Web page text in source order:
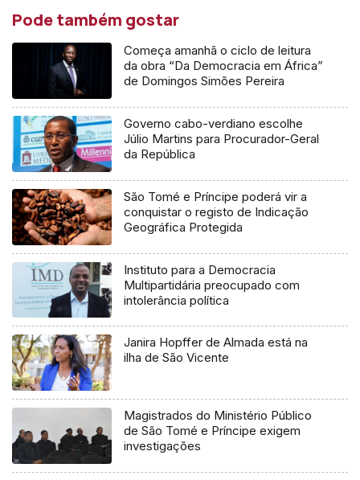
Pode também gostar
Começa amanhã o ciclo de leitura
da obra “Da Democracia em África”
de Domingos Simões Pereira
Governo cabo-verdiano escolhe
Júlio Martins para Procurador-Geral
da República
São Tomé e Príncipe poderá vir a
conquistar o registo de Indicação
Geográfica Protegida
Instituto para a Democracia
Multipartidária preocupado com
intolerância política
Janira Hopffer de Almada está na
ilha de São Vicente
Magistrados do Ministério Público
de São Tomé e Príncipe exigem
investigações